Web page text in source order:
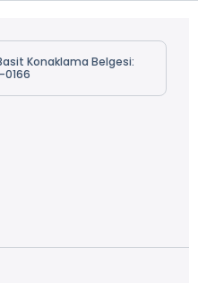
Konaklama Belgesi:
0166